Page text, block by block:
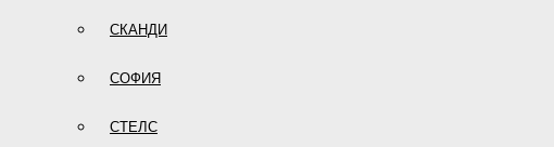
СКАНДИ
СОФИЯ
СТЕЛС